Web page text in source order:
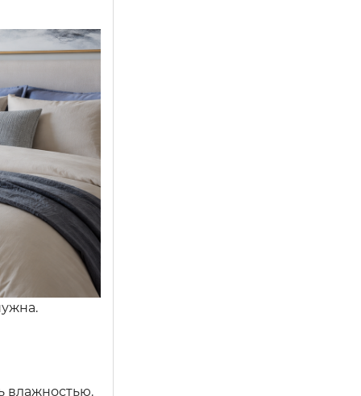
влажностью.